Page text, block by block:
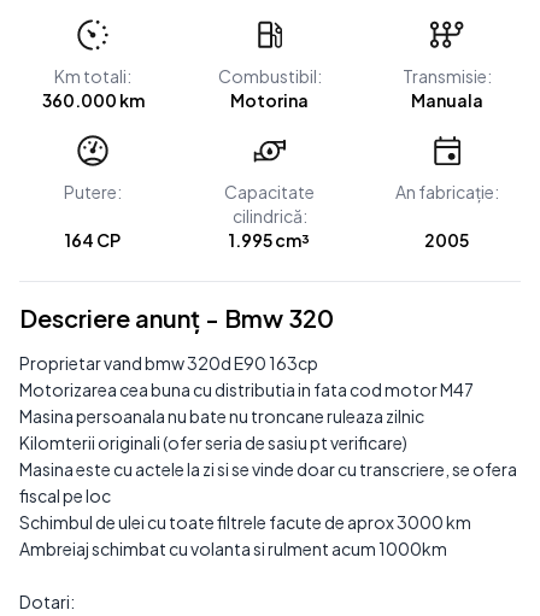
Km totali:
360.000 km
Combustibil:
Motorina
Transmisie:
Manuala
Putere:
164 CP
Capacitate
cilindrică:
1.995 cm³
An fabricație:
2005
Descriere anunț - Bmw 320
Proprietar vand bmw 320d E90 163cp
Motorizarea cea buna cu distributia in fata cod motor M47
Masina persoanala nu bate nu troncane ruleaza zilnic
Kilomterii originali (ofer seria de sasiu pt verificare)
Masina este cu actele la zi si se vinde doar cu transcriere, se ofera
fiscal pe loc
Schimbul de ulei cu toate filtrele facute de aprox 3000 km
Ambreiaj schimbat cu volanta si rulment acum 1000km
Dotari: